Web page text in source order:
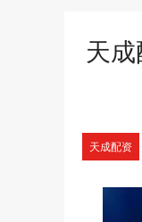
天
天成配资